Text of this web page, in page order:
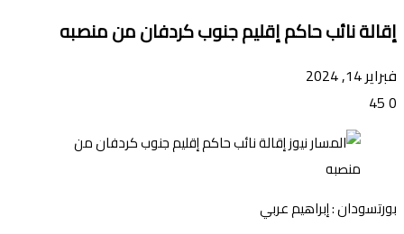
إقالة نائب حاكم إقليم جنوب كردفان من منصبه
فبراير 14, 2024
0
بورتسودان : إبراهيم عربي